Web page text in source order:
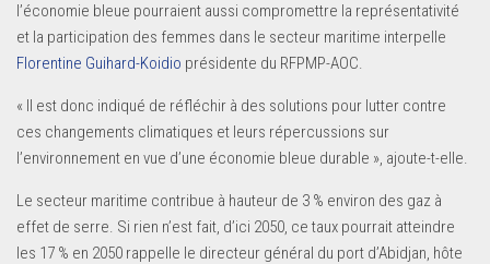
l’économie bleue pourraient aussi compromettre la représentativité
et la participation des femmes dans le secteur maritime interpelle
Florentine Guihard-Koidio présidente du RFPMP-AOC.
« Il est donc indiqué de réfléchir à des solutions pour lutter contre
ces changements climatiques et leurs répercussions sur
l’environnement en vue d’une économie bleue durable », ajoute-t-elle.
Le secteur maritime contribue à hauteur de 3 % environ des gaz à
effet de serre. Si rien n’est fait, d’ici 2050, ce taux pourrait atteindre
les 17 % en 2050 rappelle le directeur général du port d’Abidjan, hôte